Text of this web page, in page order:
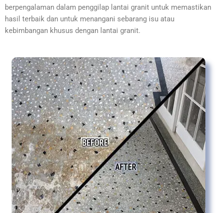
berpengalaman dalam penggilap lantai granit untuk memastikan
hasil terbaik dan untuk menangani sebarang isu atau
kebimbangan khusus dengan lantai granit.